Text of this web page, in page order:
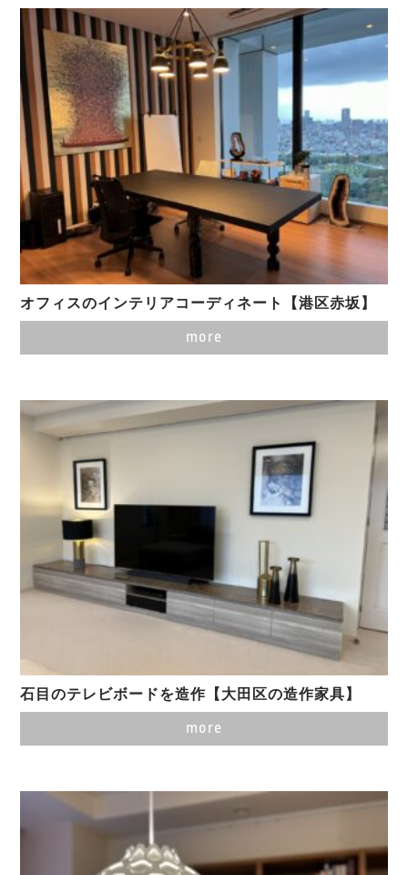
オフィスのインテリアコーディネート【港区赤坂】
more
石目のテレビボードを造作【大田区の造作家具】
more